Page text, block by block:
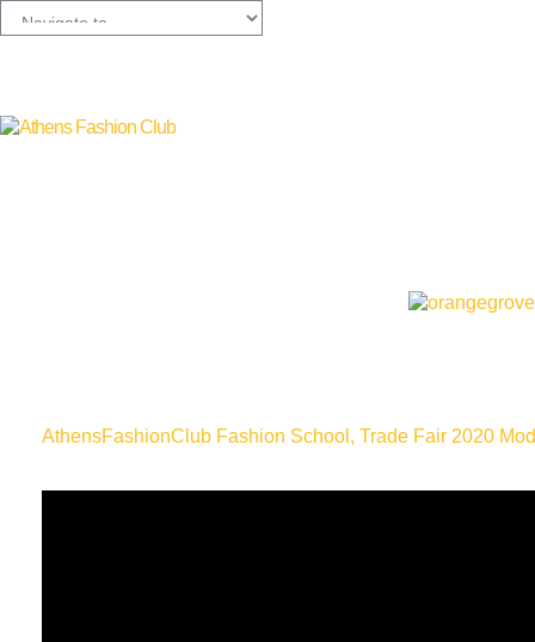
ΑthensFashionClub Fashion School, Trade Fair 2020